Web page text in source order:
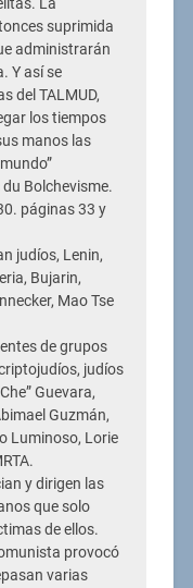
La
suprimida
administrarán
Y así se
del TALMUD,
los tiempos
manos las
Bolchevisme.
páginas 33 y
judíos, Lenin,
Bujarin,
Mao Tse
de grupos
judíos
Guevara,
Guzmán,
Luminoso, Lorie
y dirigen las
que solo
de ellos.
provocó
varias